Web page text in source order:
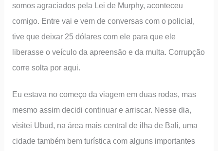
somos agraciados pela Lei de Murphy, aconteceu
comigo. Entre vai e vem de conversas com o policial,
tive que deixar 25 dólares com ele para que ele
liberasse o veículo da apreensão e da multa. Corrupção
corre solta por aqui.
Eu estava no começo da viagem em duas rodas, mas
mesmo assim decidi continuar e arriscar. Nesse dia,
visitei Ubud, na área mais central de ilha de Bali, uma
cidade também bem turística com alguns importantes